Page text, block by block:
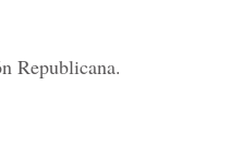
Republicana.